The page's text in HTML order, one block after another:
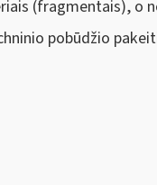
(fragmentais), o
pobūdžio